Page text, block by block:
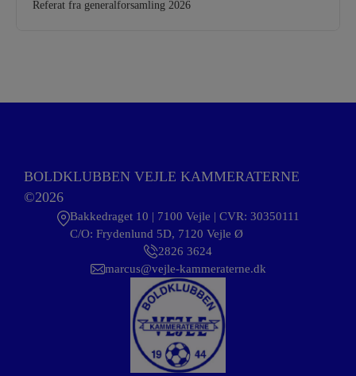
Referat fra generalforsamling 2026
BOLDKLUBBEN VEJLE KAMMERATERNE
©2026
Bakkedraget 10 | 7100 Vejle | CVR: 30350111
C/O: Frydenlund 5D, 7120 Vejle Ø
2826 3624
marcus@vejle-kammeraterne.dk